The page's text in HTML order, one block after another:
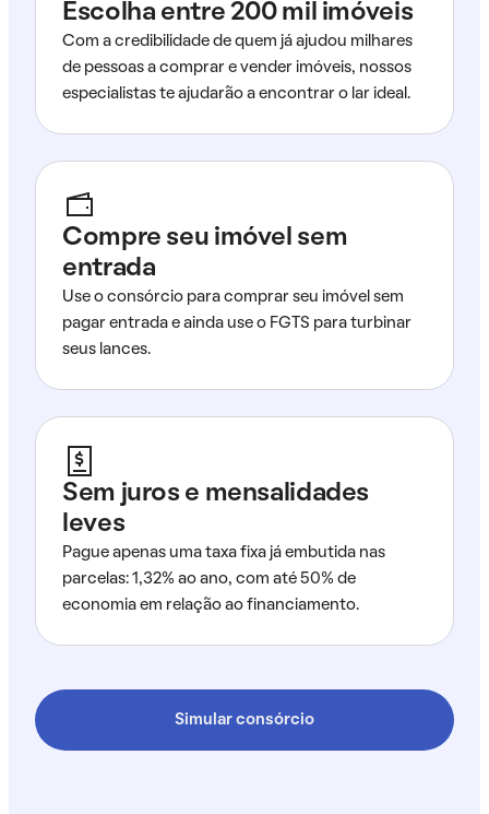
Escolha entre 200 mil imóveis
Com a credibilidade de quem já ajudou milhares
de pessoas a comprar e vender imóveis, nossos
especialistas te ajudarão a encontrar o lar ideal.
Compre seu imóvel sem
entrada
Use o consórcio para comprar seu imóvel sem
pagar entrada e ainda use o FGTS para turbinar
seus lances.
Sem juros e mensalidades
leves
Pague apenas uma taxa fixa já embutida nas
parcelas: 1,32% ao ano, com até 50% de
economia em relação ao financiamento.
Simular consórcio